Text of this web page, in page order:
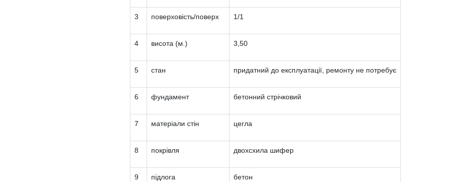
3 поверховість/поверх 1/1
4 висота (м.) 3,50
5 стан придатний до експлуатації, ремонту не потребує
6 фундамент бетонний стрічковий
7 матеріали стін цегла
8 покрівля двохсхила шифер
9 підлога бетон